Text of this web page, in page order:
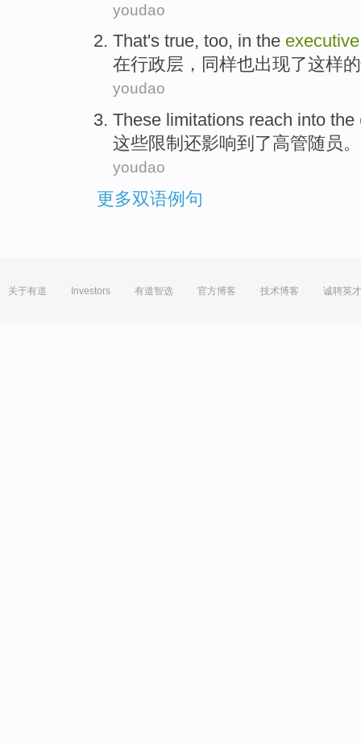
youdao
That's true, too, in the executive
在行政层 ， 同样也出现了这样的
youdao
These limitations reach into the
这些限制还影响到了高管随员。
youdao
更多双语例句
关于有道 Investors 有道智选 官方博客 技术博客 诚聘英才